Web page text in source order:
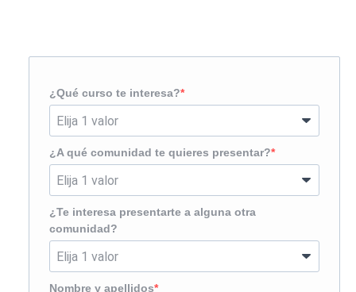
¿Qué curso te interesa?
¿A qué comunidad te quieres presentar?
¿Te interesa presentarte a alguna otra
comunidad?
Nombre y apellidos